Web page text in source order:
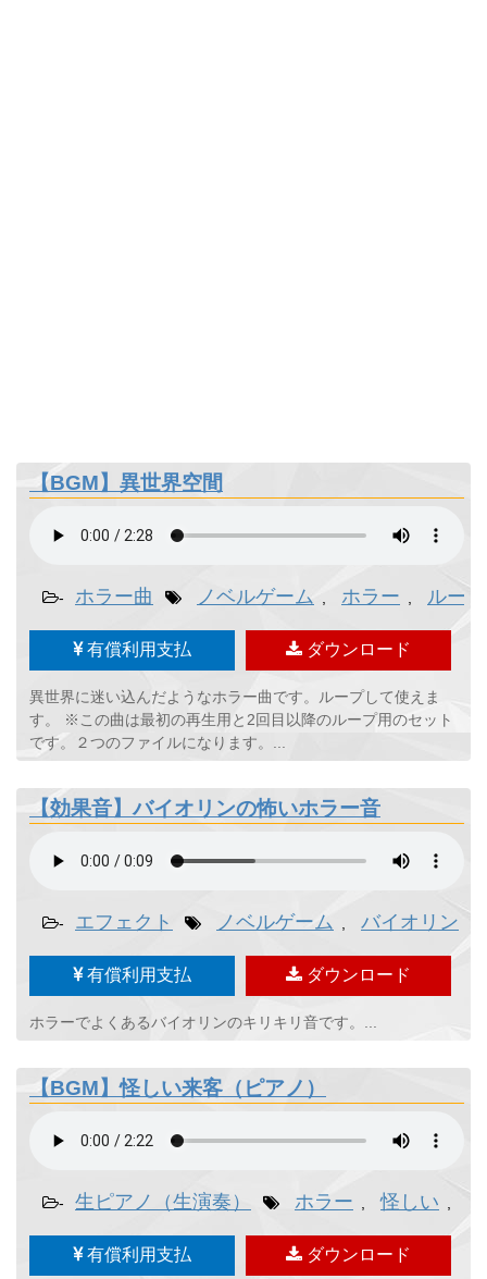
【BGM】異世界空間
- ホラー曲 ノベルゲーム ホラー ループ
有償利用支払 ダウンロード
異世界に迷い込んだようなホラー曲です。ループして使えま
す。 ※この曲は最初の再生用と2回目以降のループ用のセット
です。２つのファイルになります。...
【効果音】バイオリンの怖いホラー音
- エフェクト ノベルゲーム バイオリン
有償利用支払 ダウンロード
ホラーでよくあるバイオリンのキリキリ音です。...
【BGM】怪しい来客（ピアノ）
- 生ピアノ（生演奏） ホラー 怪しい
有償利用支払 ダウンロード